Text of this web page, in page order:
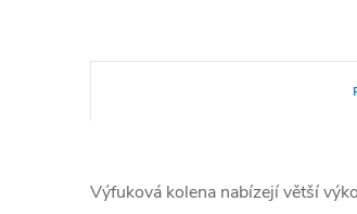
Výfuková kolena nabízejí větší